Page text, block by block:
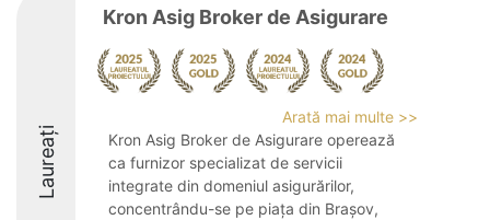
Laureați
Kron Asig Broker de Asigurare
Arată mai multe >>
Kron Asig Broker de Asigurare operează
ca furnizor specializat de servicii
integrate din domeniul asigurărilor,
concentrându-se pe piața din Brașov,